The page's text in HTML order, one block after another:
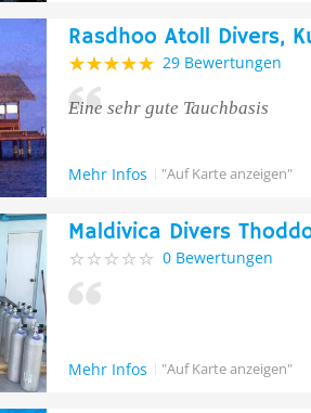
Rasdhoo Atoll Divers,
29 Bewertungen
Eine sehr gute Tauchbasis
Mehr Infos "Auf Karte anzeigen"
Maldivica Divers
0 Bewertungen
Mehr Infos "Auf Karte anzeigen"